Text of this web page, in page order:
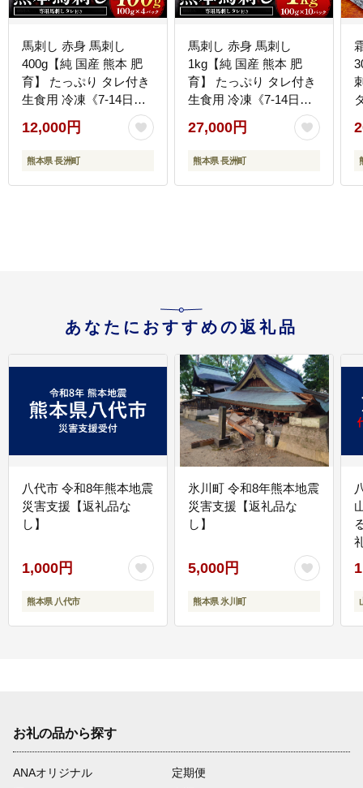
馬刺し 赤身 馬刺し
400g【純 国産 熊本 肥
育】 たっぷり タレ付き
生食用 冷凍《7-14日以
内に出荷予定(土日祝除
く)》送料無料 国産 絶品
馬肉 肉 ギフト---
--
12,000円
熊本県 長洲町
馬刺し 赤身 馬刺し
1kg【純 国産 熊本 肥
育】 たっぷり タレ付き
生食用 冷凍《7-14日以
内に出荷予定(土日祝除
く)》送料無料 国産 絶品
馬肉 肉 ギフト---
--
27,000円
熊本県 長洲町
--
あなたにおすすめの返礼品
八代市 令和8年熊本地震
災害支援【返礼品な
し】
1,000円
熊本県 八代市
氷川町 令和8年熊本地震
災害支援【返礼品な
し】
5,000円
熊本県 氷川町
お礼の品から探す
ANAオリジナル
定期便